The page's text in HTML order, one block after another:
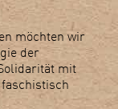
möchten wir
der
mit